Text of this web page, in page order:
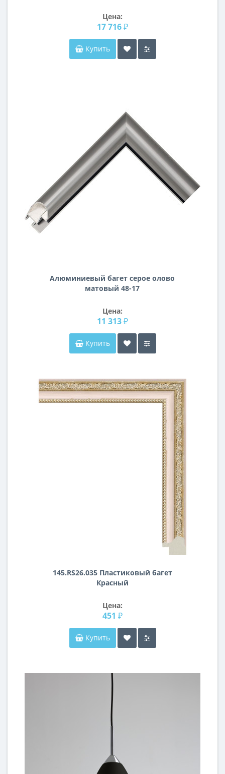
Цена:
17 716 ₽
Купить
Алюминиевый багет серое олово
матовый 48-17
Цена:
11 313 ₽
Купить
145.RS26.035 Пластиковый багет
Красный
Цена:
451 ₽
Купить